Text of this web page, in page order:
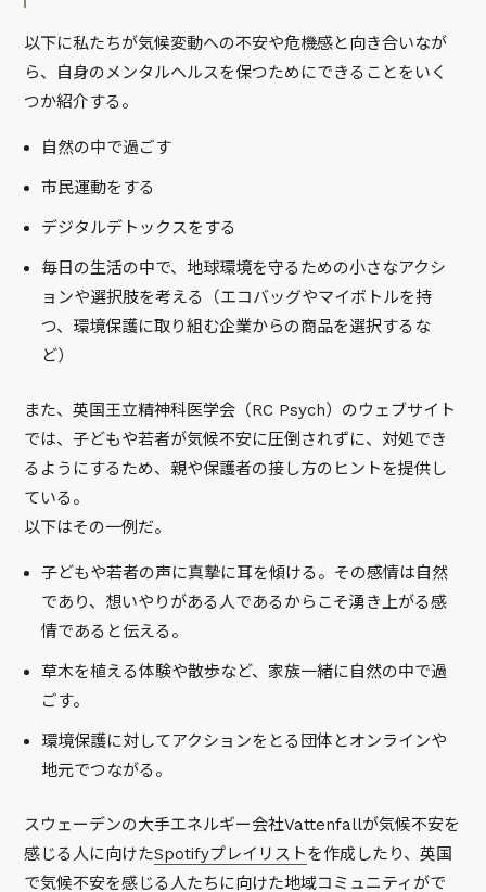
以下に私たちが気候変動への不安や危機感と向き合いなが
ら、自身のメンタルヘルスを保つためにできることをいく
つか紹介する。
自然の中で過ごす
市民運動をする
デジタルデトックスをする
毎日の生活の中で、地球環境を守るための小さなアクシ
ョンや選択肢を考える（エコバッグやマイボトルを持
つ、環境保護に取り組む企業からの商品を選択するな
ど）
また、英国王立精神科医学会（RC Psych）のウェブサイト
では、子どもや若者が気候不安に圧倒されずに、対処でき
るようにするため、親や保護者の接し方のヒントを提供し
ている。
以下はその一例だ。
子どもや若者の声に真摯に耳を傾ける。その感情は自然
であり、想いやりがある人であるからこそ湧き上がる感
情であると伝える。
草木を植える体験や散歩など、家族一緒に自然の中で過
ごす。
環境保護に対してアクションをとる団体とオンラインや
地元でつながる。
スウェーデンの大手エネルギー会社Vattenfallが気候不安を
感じる人に向けたSpotifyプレイリストを作成したり、英国
で気候不安を感じる人たちに向けた地域コミュニティ がで